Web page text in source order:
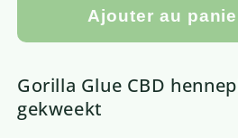
Ajouter au
Gorilla Glue CBD
gekweekt